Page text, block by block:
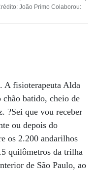
João Primo Colaborou:
A fisioterapeuta Alda
chão batido, cheio de
?Sei que vou receber
ou depois do
os 2.200 andarilhos
quilômetros da trilha
de São Paulo, ao